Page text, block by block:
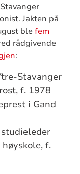
Jakten på
blefem
rådgivende
:
Stavanger
f. 1978
i Gand
studieleder
f.